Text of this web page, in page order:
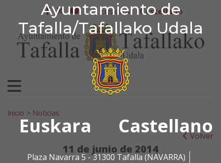
Ayuntamiento de
Tafalla/Tafallako Udala
Euskara Castellano
Plaza Navarra 5 - 31300 Tafalla (NAVARRA)
Ir al contenido
Ayuntamiento de
facebook
twitter
youtube
Euskera Castellano
Search for:
Inicio > Noticias
Volver
11 de junio de 2014